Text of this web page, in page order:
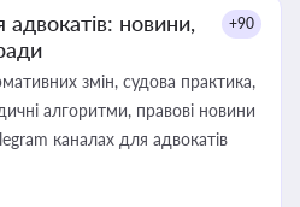
новини,
+90
змін, судова практика,
алгоритми, правові новини
каналах для адвокатів